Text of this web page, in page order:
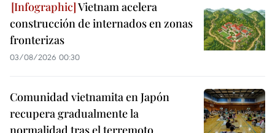
Vietnam acelera
construcción de internados en zonas
fronterizas
03/08/2026 00:30
Comunidad vietnamita en Japón
recupera gradualmente la
normalidad tras el terremoto